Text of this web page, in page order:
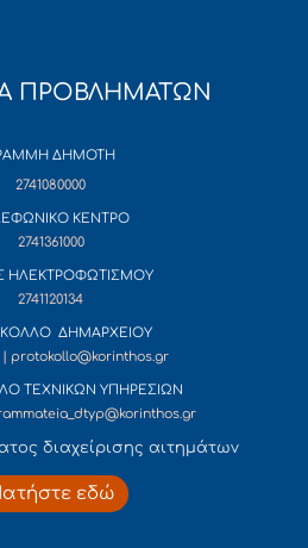
ΠΡΟΒΛΗΜΑΤΩΝ
ΔΗΜΟΤΗ
2741080000
ΚΕΝΤΡΟ
2741361000
ΗΛΕΚΤΡΟΦΩΤΙΣΜΟΥ
2741120134
ΔΗΜΑΡΧΕΙΟΥ
| protokollo@korinthos.gr
ΤΕΧΝΙΚΩΝ ΥΠΗΡΕΣΙΩΝ
διαχείρισης αιτημάτων
εδώ